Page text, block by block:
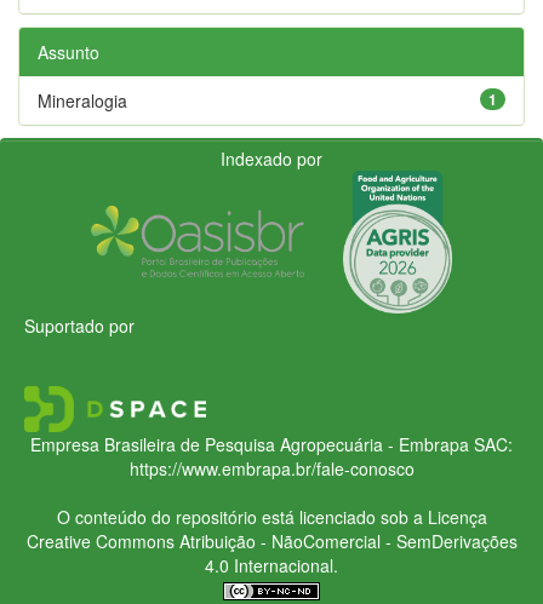
Assunto
1
Mineralogia
Indexado por
Suportado por
Empresa Brasileira de Pesquisa Agropecuária - Embrapa SAC:
https://www.embrapa.br/fale-conosco
O conteúdo do repositório está licenciado sob a Licença
Creative CommonsAtribuição - NãoComercial - SemDerivações
4.0 Internacional.